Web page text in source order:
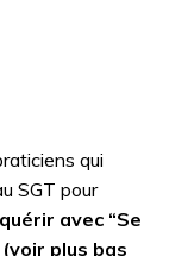
qui
SGT pour
avec “Se
plus bas